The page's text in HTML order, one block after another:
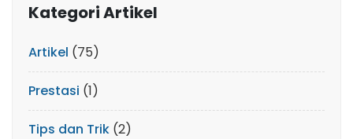
Kategori Artikel
Artikel (75)
Prestasi (1)
Tips dan Trik (2)